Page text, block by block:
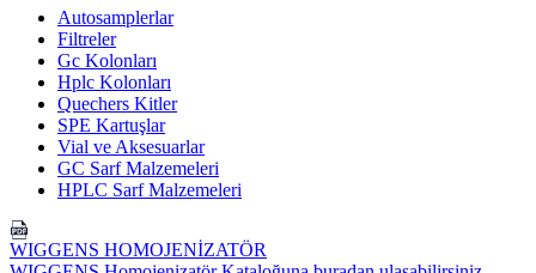
Autosamplerlar
Filtreler
Gc Kolonları
Hplc Kolonları
Quechers Kitler
SPE Kartuşlar
Vial ve Aksesuarlar
GC Sarf Malzemeleri
HPLC Sarf Malzemeleri
WIGGENS HOMOJENİZATÖR